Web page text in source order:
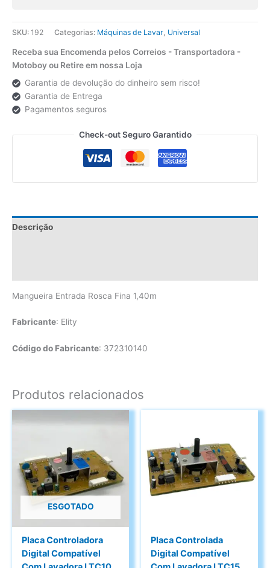
SKU: 192 Categorias: Máquinas de Lavar, Universal
Receba sua Encomenda pelos Correios - Transportadora -
Motoboy ou Retire em nossa Loja
Garantia de devolução do dinheiro sem risco!
Garantia de Entrega
Pagamentos seguros
Check-out Seguro Garantido
Descrição
Mangueira Entrada Rosca Fina 1,40m
Fabricante: Elity
Código do Fabricante: 372310140
Produtos relacionados
ESGOTADO
Placa Controladora
Digital Compatível
Placa Controlada
Digital Compatível